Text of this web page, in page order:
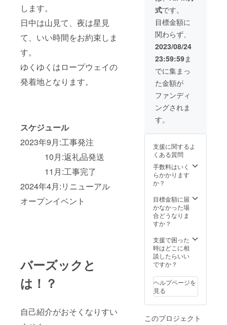
します。
日中は山見て、夜は星見
て、いい時間をお約束しま
す。
ゆくゆくはロープウェイの
発着地となります。
スケジュール
2023年9月:工事発注
10月:返礼品発送
11月:工事完了
2024年4月:リニューアル
オープンイベント
バーズックと
は！？
自己紹介がおそくなりすい
内着を
着てお
楽しみ
くださ
い。
てズッ
クの世
界観を
お持ち
しま
す。 出
来ない
ことは
ありま
せんの
でお気
軽にご
相談く
ださ
式です。
目標金額に
関わらず、
2023/08/24
23:59:59ま
でに集まっ
た金額が
ファンディ
ングされま
す。
支援に関するよ
くある質問
手数料はいく
らかかります
か？
目標金額に届
かなかった場
合どうなりま
すか？
支援で困った
時はどこに相
談したらいい
ですか？
ヘルプページを
見る
このプロジェクト